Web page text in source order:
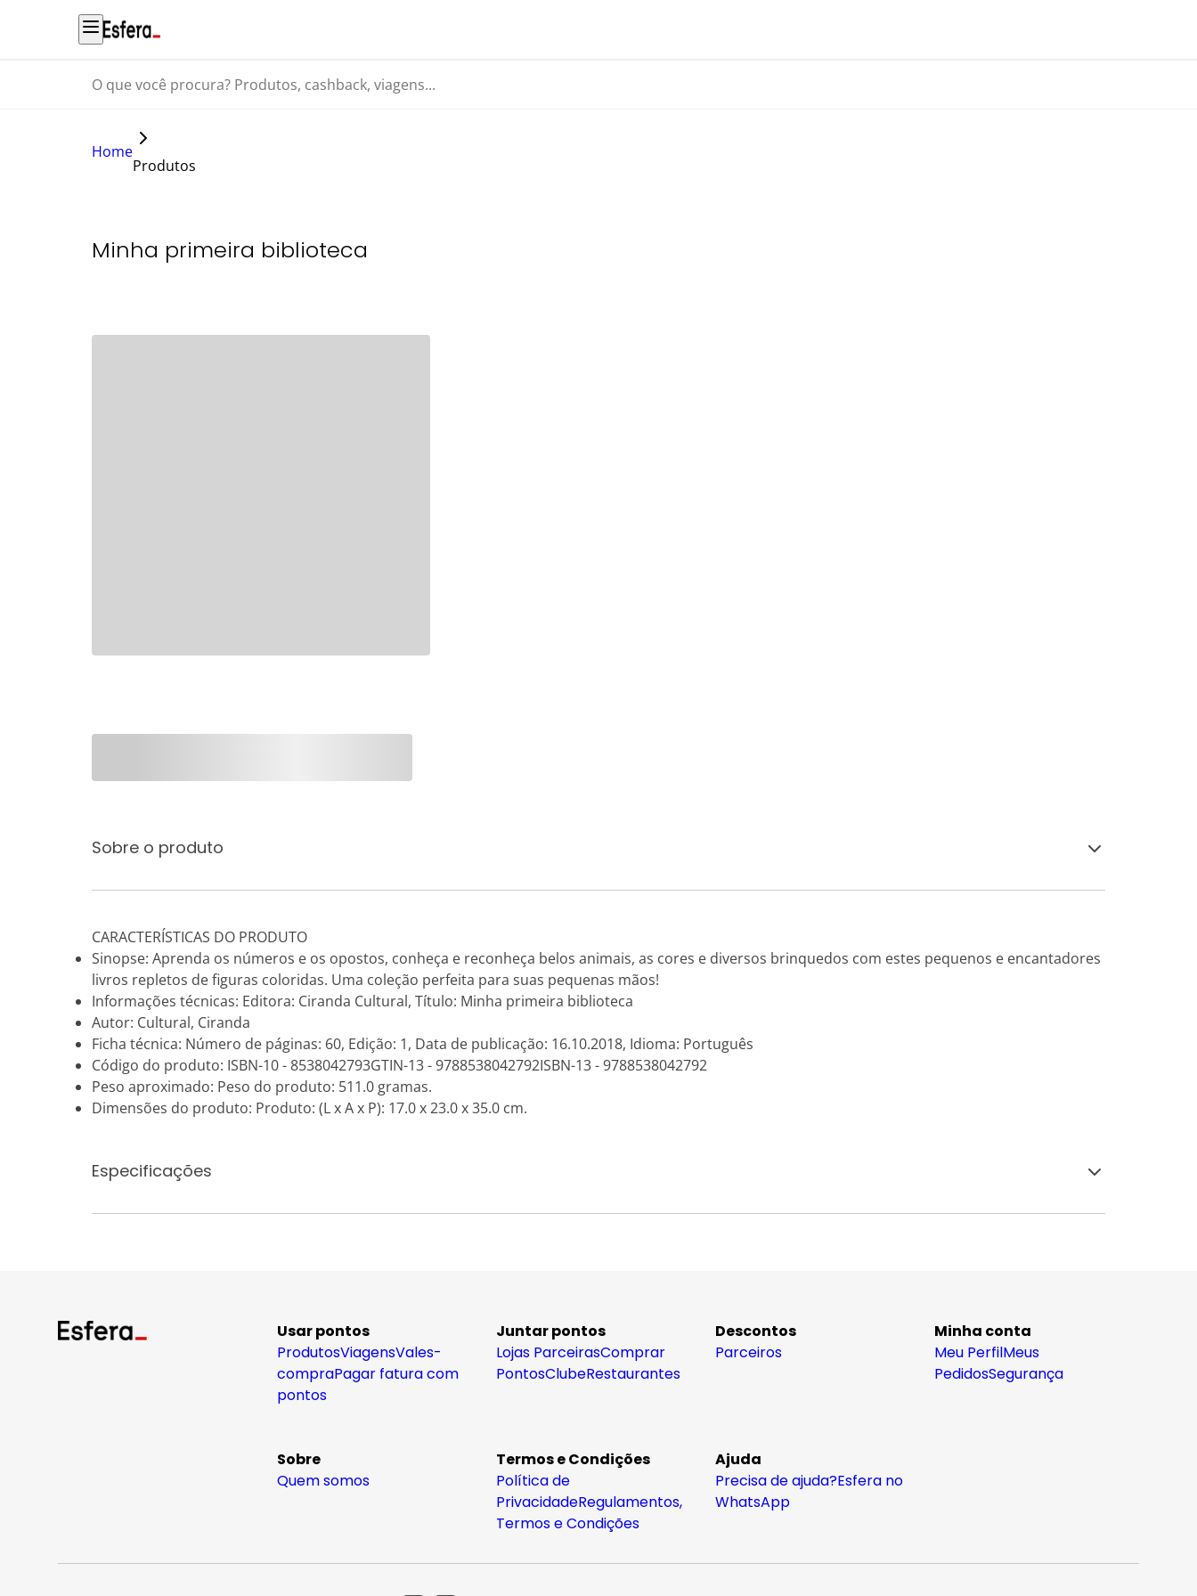
O que você procura? Produtos, cashback, viagens...
Home
Produtos
Minha primeira biblioteca
Sobre o produto
CARACTERÍSTICAS DO PRODUTO
Sinopse: Aprenda os números e os opostos, conheça e reconheça belos animais, as cores e diversos brinquedos com estes pequenos e encantadores
livros repletos de figuras coloridas. Uma coleção perfeita para suas pequenas mãos!
Informações técnicas: Editora: Ciranda Cultural, Título: Minha primeira biblioteca
Autor: Cultural, Ciranda
Ficha técnica: Número de páginas: 60, Edição: 1, Data de publicação: 16.10.2018, Idioma: Português
Código do produto: ISBN-10 - 8538042793GTIN-13 - 9788538042792ISBN-13 - 9788538042792
Peso aproximado: Peso do produto: 511.0 gramas.
Dimensões do produto: Produto: (L x A x P): 17.0 x 23.0 x 35.0 cm.
Especificações
Usar pontos
ProdutosViagensVales-
compraPagar fatura com
pontos
Juntar pontos
Lojas ParceirasComprar
PontosClubeRestaurantes
Descontos
Parceiros
Minha conta
Meu PerfilMeus
PedidosSegurança
Sobre
Quem somos
Termos e Condições
Política de
PrivacidadeRegulamentos,
Termos e Condições
Ajuda
Precisa de ajuda?Esfera no
WhatsApp